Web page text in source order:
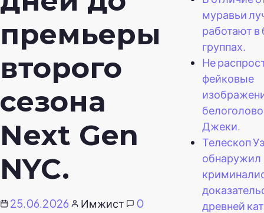
премьеры
второго
сезона
Next Gen
NYC.
25.06.2026 Имжист
0
муравьи
работают
группах.
Не
фейковые
Джеки.
Телескоп
обнаружил
древней